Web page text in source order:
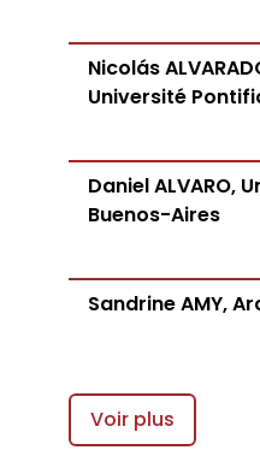
Nicolás
Université
Daniel ALVARO,
Buenos-Aires
Sandrine AMY,
Voir plus